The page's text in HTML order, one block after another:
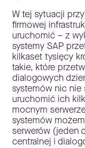
W tej sytuacji
firmowej
uruchomić – z
systemy SAP
kilkaset tysięcy
takie, które
dialogowych
systemów nic
uruchomić ich
mocnym
systemów
serwerów (jeden
centralnej i